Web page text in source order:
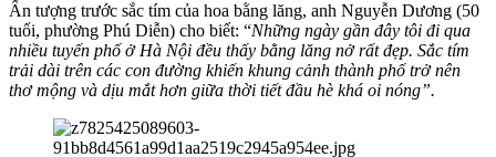
Ấn tượng trước sắc tím của hoa bằng lăng, anh Nguyễn Dương (50
tuổi, phường Phú Diễn) cho biết: “Những ngày gần đây tôi đi qua
nhiều tuyến phố ở Hà Nội đều thấy bằng lăng nở rất đẹp. Sắc tím
trải dài trên các con đường khiến khung cảnh thành phố trở nên
thơ mộng và dịu mắt hơn giữa thời tiết đầu hè khá oi nóng”.